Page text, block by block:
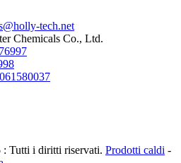
tech.net
Chemicals Co., Ltd.
Tutti i diritti riservati. Prodotti caldi -